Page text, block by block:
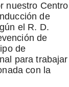
nuestro Centro
de
el R. D.
de
de
para trabajar
con la